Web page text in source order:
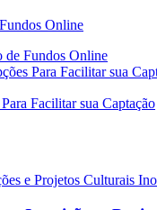
de Fundos Online
Para Facilitar sua